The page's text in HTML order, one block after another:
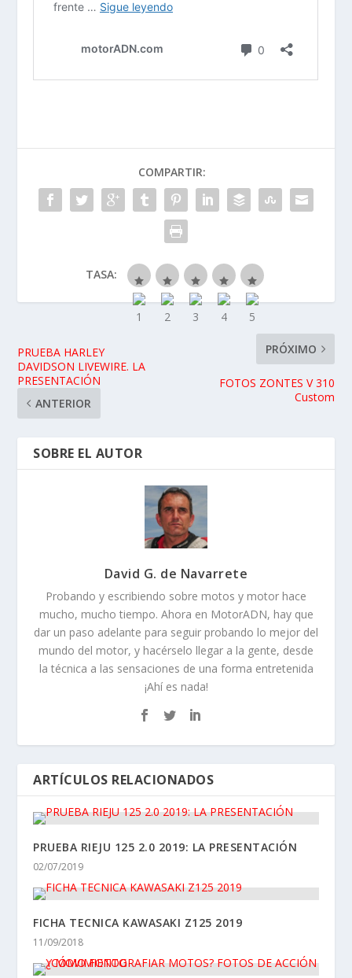
COMPARTIR:
TASA:
PRUEBA HARLEY
DAVIDSON LIVEWIRE. LA
PRESENTACIÓN
ANTERIOR
PRÓXIMO
FOTOS ZONTES V 310
Custom
SOBRE EL AUTOR
David G. de Navarrete
Probando y escribiendo sobre motos y motor hace
mucho, mucho tiempo. Ahora en MotorADN, hay que
dar un paso adelante para seguir probando lo mejor del
mundo del motor, y hacérselo llegar a la gente, desde
la técnica a las sensaciones de una forma entretenida
¡Ahí es nada!
ARTÍCULOS RELACIONADOS
PRUEBA RIEJU 125 2.0 2019: LA PRESENTACIÓN
02/07/2019
FICHA TECNICA KAWASAKI Z125 2019
11/09/2018